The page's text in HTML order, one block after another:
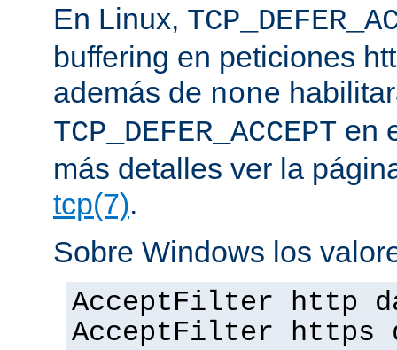
En Linux,
buffering en peticiones
además de none
TCP_DEFER_ACCEPT en
más detalles ver la
tcp(7).
Sobre Windows los
AcceptFilter http
AcceptFilter https